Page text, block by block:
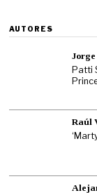
AUTORES
Patti
Raúl